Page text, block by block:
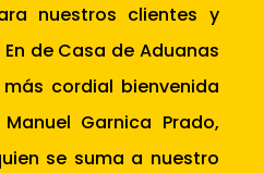
nuestros clientes y
de Casa de Aduanas
cordial bienvenida
Garnica Prado,
se suma a nuestro